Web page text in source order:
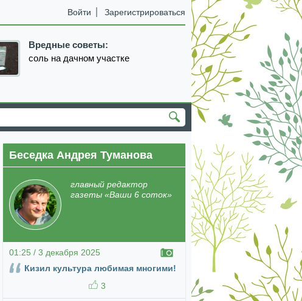
Войти Зарегистрироваться
Вредные советы:
соль на дачном участке
декабрь январь февраль март апрель
Беседка Андрея Туманова
главный редактор
газеты «Ваши 6 соток»
01:25 / 3 декабря 2025
Кизил культура любимая многими!
3